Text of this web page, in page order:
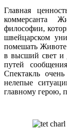
Главная
коммерсанта
философии,
швейцарском
помешать Животе
в высший свет и
путей
Спектакль
нелепые
главному герою,